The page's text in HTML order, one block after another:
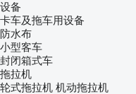
设备
卡车及拖车用设备
防水布
小型客车
封闭箱式车
拖拉机
轮式拖拉机 机动拖拉机